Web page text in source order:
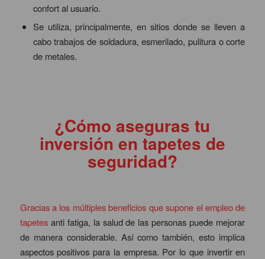
confort al usuario.
Se utiliza, principalmente, en sitios donde se lleven a
cabo trabajos de soldadura, esmerilado, pulitura o corte
de metales.
¿Cómo aseguras tu
inversión en tapetes de
seguridad?
Gracias a los múltiples beneficios que supone el empleo de
tapetesanti fatiga, la salud de las personas puede mejorar
de manera considerable. Así como también, esto implica
aspectos positivos para la empresa. Por lo que invertir en